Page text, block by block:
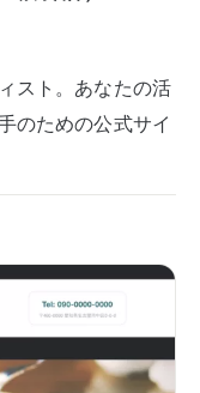
スト。あなたの活
のための公式サイ